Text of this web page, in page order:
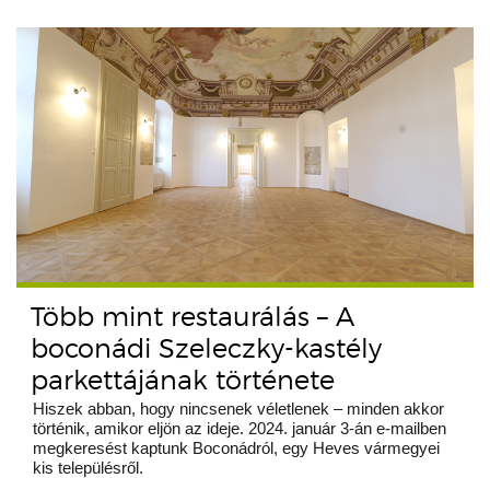
Több mint restaurálás – A
boconádi Szeleczky-kastély
parkettájának története
Hiszek abban, hogy nincsenek véletlenek – minden akkor
történik, amikor eljön az ideje. 2024. január 3-án e-mailben
megkeresést kaptunk Boconádról, egy Heves vármegyei
kis településről.